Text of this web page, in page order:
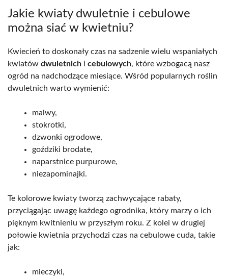
Jakie kwiaty dwuletnie i cebulowe
można siać w kwietniu?
Kwiecień to doskonały czas na sadzenie wielu wspaniałych
kwiatów dwuletnich i cebulowych, które wzbogacą nasz
ogród na nadchodzące miesiące. Wśród popularnych roślin
dwuletnich warto wymienić:
malwy,
stokrotki,
dzwonki ogrodowe,
goździki brodate,
naparstnice purpurowe,
niezapominajki.
Te kolorowe kwiaty tworzą zachwycające rabaty,
przyciągając uwagę każdego ogrodnika, który marzy o ich
pięknym kwitnieniu w przyszłym roku. Z kolei w drugiej
połowie kwietnia przychodzi czas na cebulowe cuda, takie
jak:
mieczyki,